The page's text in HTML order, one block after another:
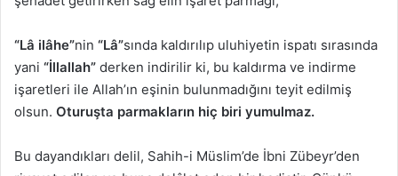
“Lâ ilâhe”nin “Lâ”sında kaldırılıp uluhiyetin ispatı sırasında
yani “İllallah” derken indirilir ki, bu kaldırma ve indirme
işaretleri ile Allah’ın eşinin bulunmadığını teyit edilmiş
olsun. Oturuşta parmakların hiç biri yumulmaz.
Bu dayandıkları delil, Sahih-i Müslim’de İbni Zübeyr’den